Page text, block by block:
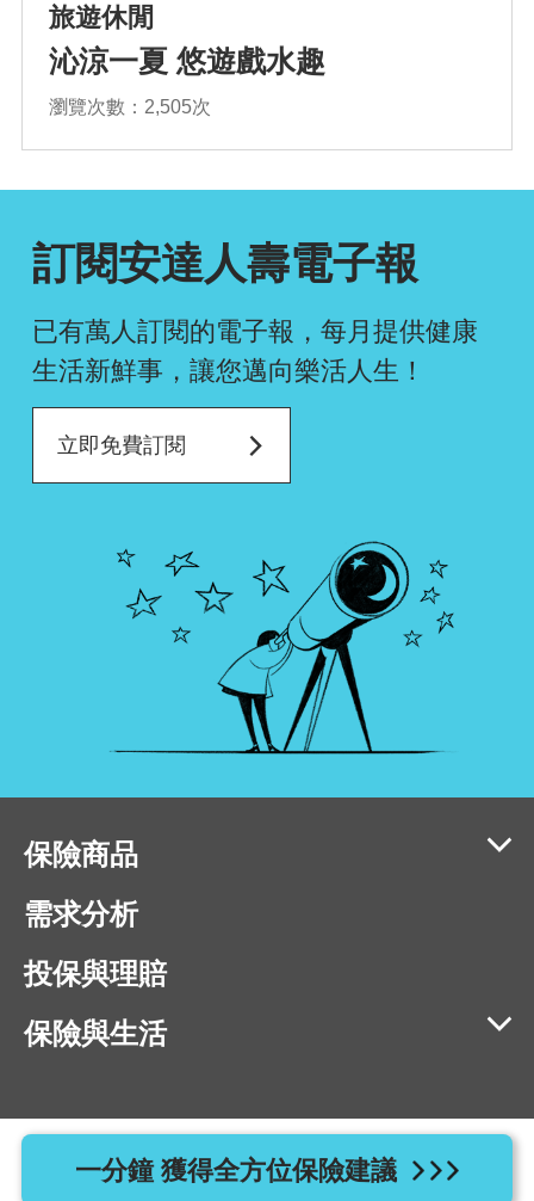
旅遊休閒
沁涼一夏 悠遊戲水趣
瀏覽次數：2,505次
訂閱安達人壽電子報
已有萬人訂閱的電子報，每月提供健康
生活新鮮事， 讓您邁向樂活人生！
立即免費訂閱
保險商品
需求分析
投保與理賠
保險與生活
Opera 20 以上版本
一分鐘 獲得全方位保險建議